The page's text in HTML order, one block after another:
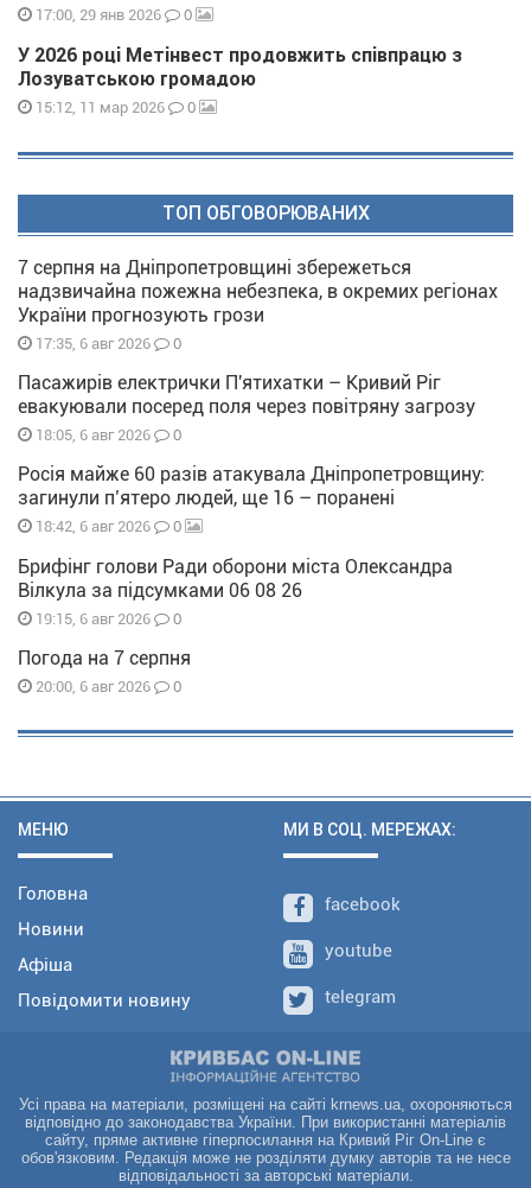
17:00, 29 янв 2026 0
У 2026 році Метінвест продовжить співпрацю з
Лозуватською громадою
15:12, 11 мар 2026 0
ТОП ОБГОВОРЮВАНИХ
7 серпня на Дніпропетровщині збережеться
надзвичайна пожежна небезпека, в окремих регіонах
України прогнозують грози
17:35, 6 авг 2026 0
Пасажирів електрички П'ятихатки – Кривий Ріг
евакуювали посеред поля через повітряну загрозу
18:05, 6 авг 2026 0
Росія майже 60 разів атакувала Дніпропетровщину:
загинули п’ятеро людей, ще 16 – поранені
18:42, 6 авг 2026 0
Брифінг голови Ради оборони міста Олександра
Вілкула за підсумками 06 08 26
19:15, 6 авг 2026 0
Погода на 7 серпня
20:00, 6 авг 2026 0
МЕНЮ
Головна
Новини
Афіша
Повідомити новину
МИ В СОЦ. МЕРЕЖАХ:
facebook
youtube
telegram
Усі права на матеріали, розміщені на сайті krnews.ua, охороняються
відповідно до законодавства України. При використанні матеріалів
сайту, пряме активне гіперпосилання на Кривий Ріг On-Line є
обов'язковим. Редакція може не розділяти думку авторів та не несе
відповідальності за авторські матеріали.